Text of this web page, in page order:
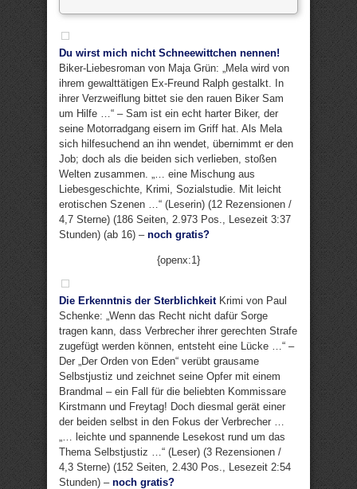
Du wirst mich nicht Schneewittchen nennen!
Biker-Liebesroman von Maja Grün: „Mela wird von
ihrem gewalttätigen Ex-Freund Ralph gestalkt. In
ihrer Verzweiflung bittet sie den rauen Biker Sam
um Hilfe …“ – Sam ist ein echt harter Biker, der
seine Motorradgang eisern im Griff hat. Als Mela
sich hilfesuchend an ihn wendet, übernimmt er den
Job; doch als die beiden sich verlieben, stoßen
Welten zusammen. „… eine Mischung aus
Liebesgeschichte, Krimi, Sozialstudie. Mit leicht
erotischen Szenen …“ (Leserin) (12 Rezensionen /
4,7 Sterne) (186 Seiten, 2.973 Pos., Lesezeit 3:37
Stunden) (ab 16) – noch gratis?
{openx:1}
Die Erkenntnis der SterblichkeitKrimi von Paul
Schenke: „Wenn das Recht nicht dafür Sorge
tragen kann, dass Verbrecher ihrer gerechten Strafe
zugefügt werden können, entsteht eine Lücke …“ –
Der „Der Orden von Eden“ verübt grausame
Selbstjustiz und zeichnet seine Opfer mit einem
Brandmal – ein Fall für die beliebten Kommissare
Kirstmann und Freytag! Doch diesmal gerät einer
der beiden selbst in den Fokus der Verbrecher …
„… leichte und spannende Lesekost rund um das
Thema Selbstjustiz …“ (Leser) (3 Rezensionen /
4,3 Sterne) (152 Seiten, 2.430 Pos., Lesezeit 2:54
Stunden) – noch gratis?